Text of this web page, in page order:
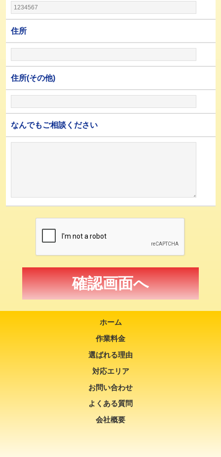
住所
住所(その他)
なんでもご相談ください
ホーム
作業料金
選ばれる理由
対応エリア
お問い合わせ
よくある質問
会社概要